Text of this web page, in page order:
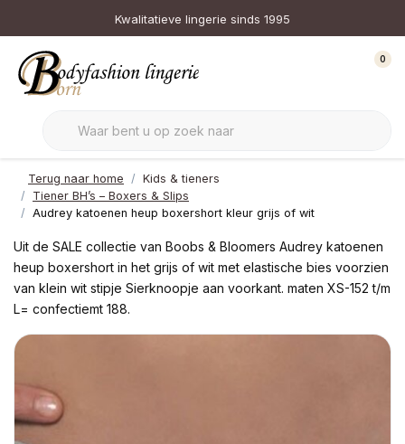
Kwalitatieve lingerie sinds 1995
0
Terug naar home
Kids & tieners
Tiener BH’s – Boxers & Slips
Audrey katoenen heup boxershort kleur grijs of wit
Uit de SALE collectie van Boobs & Bloomers Audrey katoenen
heup boxershort in het grijs of wit met elastische bies voorzien
van klein wit stipje Sierknoopje aan voorkant. maten XS-152 t/m
L= confectiemt 188.